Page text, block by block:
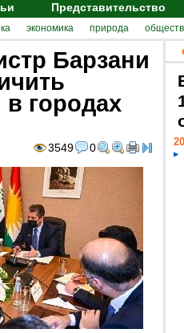
Представительство
экономика природа
Барзани
городах
3549 0